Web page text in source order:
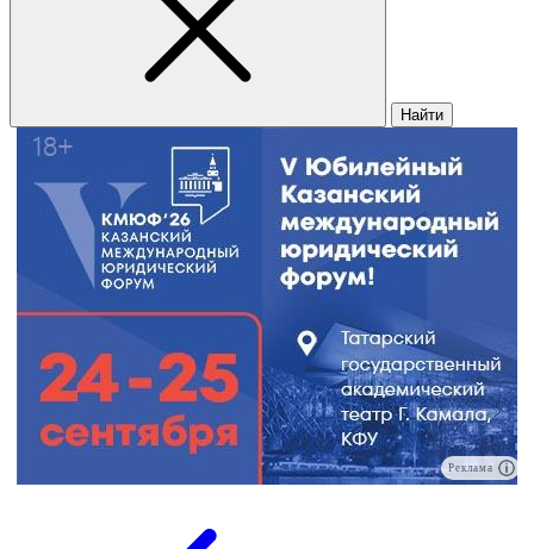
Найти
Реклама